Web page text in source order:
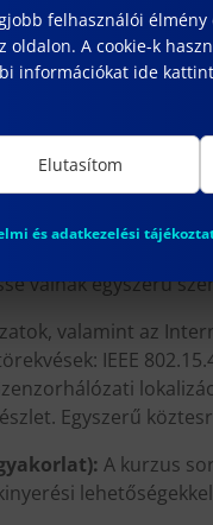
A neurális hálók
használata.
Transfer
2 óra laboratóriumi
válnak egyszerű
valamint az
IEEE
Egyszerű
A kurzus
felhasználói
oldalon. A cookie-k
információkat ide
Elutasítom
és adatkezelési